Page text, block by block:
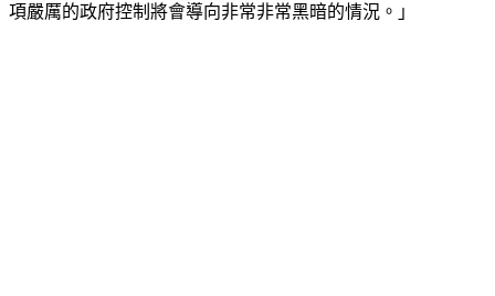
項嚴厲的政府控制將會導向非常非常黑暗的情況。」